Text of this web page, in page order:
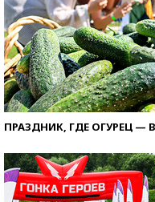
ПРАЗДНИК, ГДЕ ОГУРЕЦ —